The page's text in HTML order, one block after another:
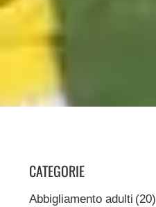
CATEGORIE
Abbigliamento adulti (20)